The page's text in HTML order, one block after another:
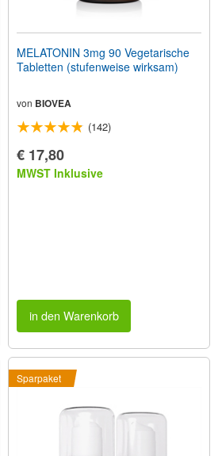
MELATONIN 3mg 90 Vegetarische
Tabletten (stufenweise wirksam)
von BIOVEA
(142)
€ 17,80
MWST Inklusive
in den Warenkorb
Sparpaket